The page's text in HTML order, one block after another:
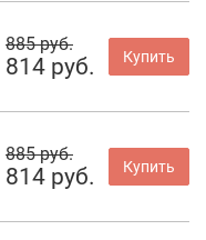
885 руб.
814 руб. Купить
885 руб.
814 руб. Купить